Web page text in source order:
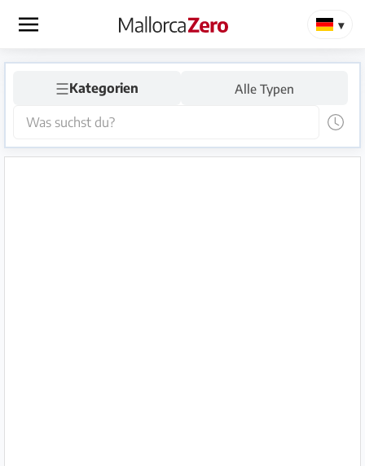
×
Startseite
Anzeige
aufgeben
☰Kategorien Alle Typen